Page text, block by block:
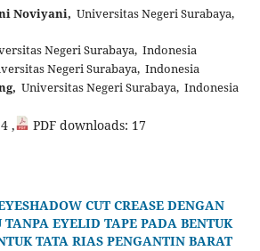
Noviyani, Universitas Negeri Surabaya,
Negeri Surabaya, Indonesia
Negeri Surabaya, Indonesia
Universitas Negeri Surabaya, Indonesia
, PDF downloads: 17
CUT CREASE DENGAN
EYELID TAPE PADA BENTUK
TATA RIAS PENGANTIN BARAT